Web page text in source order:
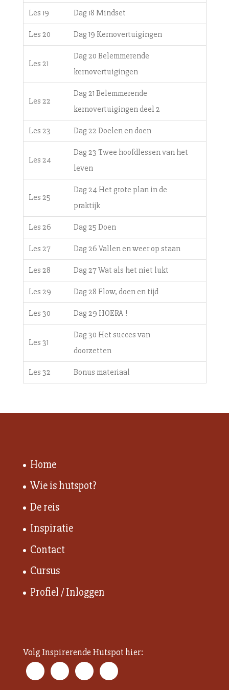
Les 19 Dag 18 Mindset
Les 20 Dag 19 Kernovertuigingen
Les 21
Dag 20 Belemmerende
kernovertuigingen
Les 22
Dag 21 Belemmerende
kernovertuigingen deel 2
Les 23 Dag 22 Doelen en doen
Les 24
Dag 23 Twee hoofdlessen van het
leven
Les 25
Dag 24 Het grote plan in de
praktijk
Les 26 Dag 25 Doen
Les 27 Dag 26 Vallen en weer op staan
Les 28 Dag 27 Wat als het niet lukt
Les 29 Dag 28 Flow, doen en tijd
Les 30 Dag 29 HOERA !
Les 31
Dag 30 Het succes van
doorzetten
Les 32 Bonus materiaal
Home
Wie is hutspot?
De reis
Inspiratie
Contact
Cursus
Profiel / Inloggen
Volg Inspirerende Hutspot hier: